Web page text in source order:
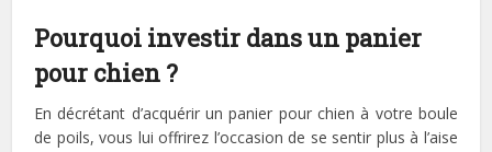
Pourquoi investir dans un panier
pour chien ?
En décrétant d’acquérir un panier pour chien à votre boule
de poils, vous lui offrirez l’occasion de se sentir plus à l’aise